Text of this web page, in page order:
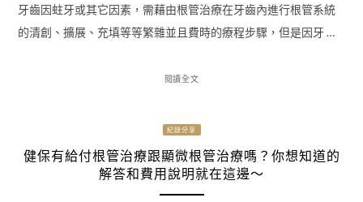
牙齒因蛀牙或其它因素，需藉由根管治療在牙齒內進行根管系統
的清創、擴展、充填等等繁雜並且費時的療程步驟，但是因牙 …
閱讀全文
紀錄分享
健保有給付根管治療跟顯微根管治療嗎？你想知道的
解答和費用說明就在這邊～